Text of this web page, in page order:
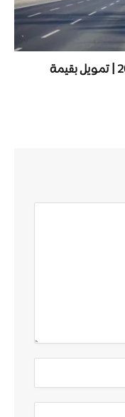
منحة كارل دويسبرج للعلوم الطبية 2027 | تمويل بقيمة